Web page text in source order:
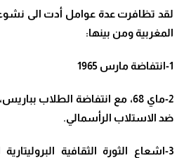
لقد تظافرت عدة عوامل أدت الى نشوء
المغربية ومن بينها:
1- انتفاضة مارس 1965
2-
ماي 68، مع انتفاضة الطلاب
ضد الاستلاب الرأسمالي.
3- اشعاع الثورة الثقافية